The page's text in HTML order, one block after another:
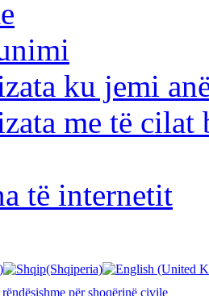
ku jemi
me të cilat
të internetit
për shoqërinë civile